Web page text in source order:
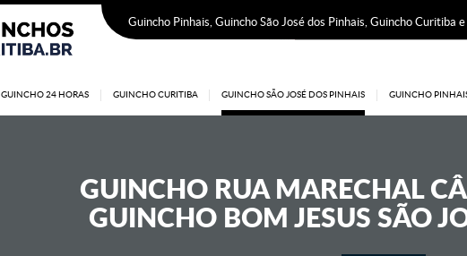
Guincho Pinhais, Guincho São José dos Pinhais, Guincho Curitiba
GUINCHO 24 HORAS GUINCHO CURITIBA GUINCHO SÃO JOSÉ DOS PINHAIS GUINCHO
GUINCHO RUA MARECHAL
GUINCHO BOM JESUS SÃO